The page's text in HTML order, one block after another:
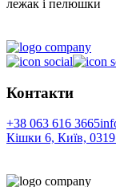
лежак і пелюшки
Контакти
+38 063 616 3665
Кішки 6, Київ,